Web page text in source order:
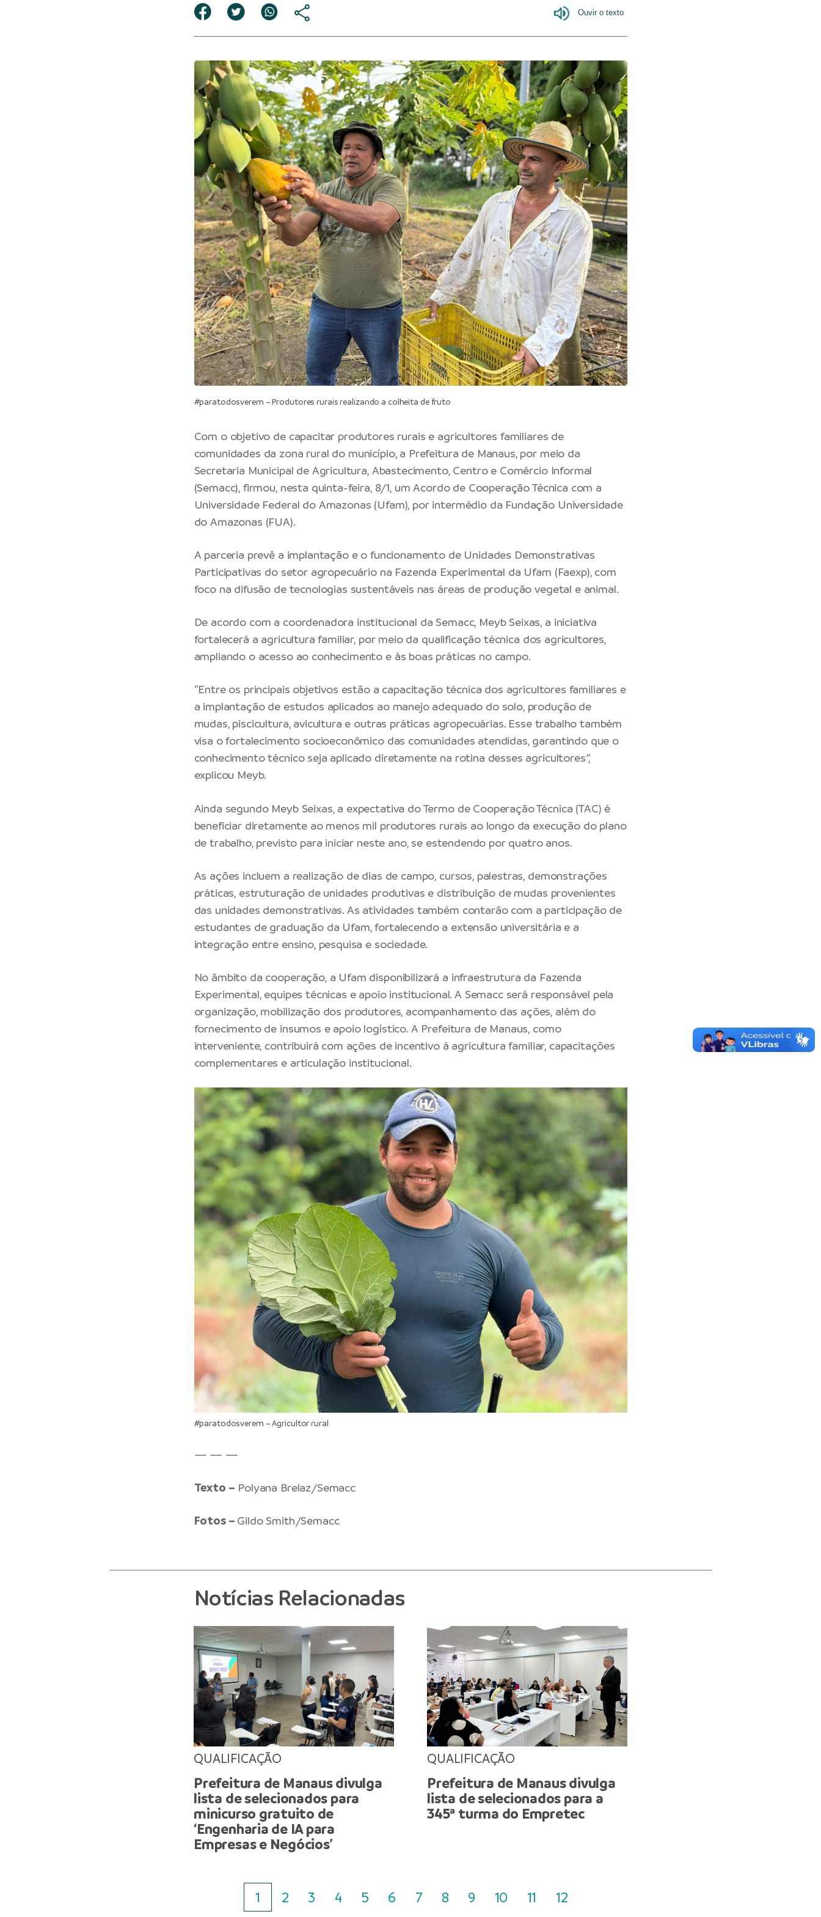
#paratodosverem – Produtores rurais realizando a colheita de fruto
Com o objetivo de capacitar produtores rurais e agricultores familiares de
comunidades da zona rural do município, a Prefeitura de Manaus, por meio da
Secretaria Municipal de Agricultura, Abastecimento, Centro e Comércio Informal
(Semacc), firmou, nesta quinta-feira, 8/1, um Acordo de Cooperação Técnica com a
Universidade Federal do Amazonas (Ufam), por intermédio da Fundação Universidade
do Amazonas (FUA).
A parceria prevê a implantação e o funcionamento de Unidades Demonstrativas
Participativas do setor agropecuário na Fazenda Experimental da Ufam (Faexp), com
foco na difusão de tecnologias sustentáveis nas áreas de produção vegetal e animal.
De acordo com a coordenadora institucional da Semacc, Meyb Seixas, a iniciativa
fortalecerá a agricultura familiar, por meio da qualificação técnica dos agricultores,
ampliando o acesso ao conhecimento e às boas práticas no campo.
“Entre os principais objetivos estão a capacitação técnica dos agricultores familiares e
a implantação de estudos aplicados ao manejo adequado do solo, produção de
mudas, piscicultura, avicultura e outras práticas agropecuárias. Esse trabalho também
visa o fortalecimento socioeconômico das comunidades atendidas, garantindo que o
conhecimento técnico seja aplicado diretamente na rotina desses agricultores”,
explicou Meyb.
Ainda segundo Meyb Seixas, a expectativa do Termo de Cooperação Técnica (TAC) é
beneficiar diretamente ao menos mil produtores rurais ao longo da execução do plano
de trabalho, previsto para iniciar neste ano, se estendendo por quatro anos.
As ações incluem a realização de dias de campo, cursos, palestras, demonstrações
práticas, estruturação de unidades produtivas e distribuição de mudas provenientes
das unidades demonstrativas. As atividades também contarão com a participação de
estudantes de graduação da Ufam, fortalecendo a extensão universitária e a
integração entre ensino, pesquisa e sociedade.
No âmbito da cooperação, a Ufam disponibilizará a infraestrutura da Fazenda
Experimental, equipes técnicas e apoio institucional. A Semacc será responsável pela
organização, mobilização dos produtores, acompanhamento das ações, além do
fornecimento de insumos e apoio logístico. A Prefeitura de Manaus, como
interveniente, contribuirá com ações de incentivo à agricultura familiar, capacitações
complementares e articulação institucional.
#paratodosverem – Agricultor rural
— — —
Texto – Polyana Brelaz/Semacc
Fotos – Gildo Smith/Semacc
Notícias Relacionadas
QUALIFICAÇÃO
Prefeitura de Manaus divulga
lista de selecionados para
minicurso gratuito de
‘Engenharia de IA para
Empresas e Negócios’
QUALIFICAÇÃO
Prefeitura de Manaus divulga
lista de selecionados para a
345ª turma do Empretec
1 2 3 4 5 6 7 8 9 10 11 12